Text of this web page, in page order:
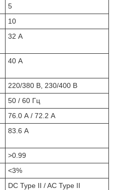
5
10
32 А
40 А
220/380 В, 230/400 В
50 / 60 Гц
76.0 А / 72.2 А
83.6 А
>0.99
<3%
DC Type II / AC Type II